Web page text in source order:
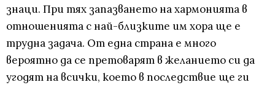
знаци. При тях запазването на хармонията в
отношенията с най-близките им хора ще е
трудна задача. От една страна е много
вероятно да се претоварят в желанието си да
угодят на всички, което в последствие ще ги